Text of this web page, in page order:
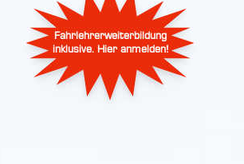
Fahrlehrerweiterbildung
inklusive. Hier anmelden!